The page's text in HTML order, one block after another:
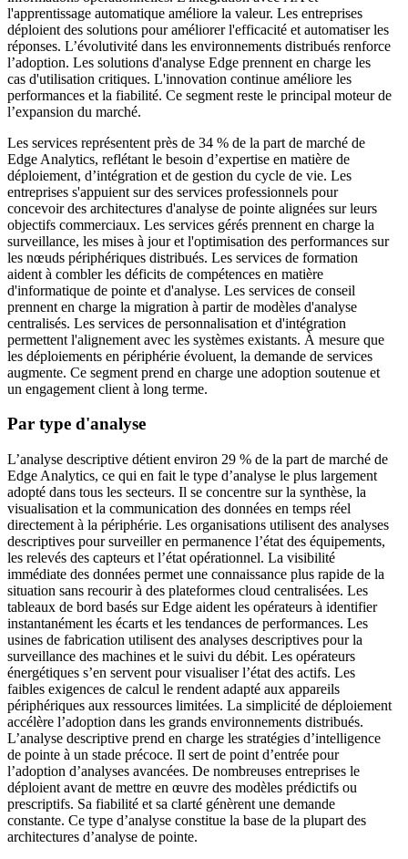
l'apprentissage automatique améliore la valeur. Les entreprises
déploient des solutions pour améliorer l'efficacité et automatiser les
réponses. L’évolutivité dans les environnements distribués renforce
l’adoption. Les solutions d'analyse Edge prennent en charge les
cas d'utilisation critiques. L'innovation continue améliore les
performances et la fiabilité. Ce segment reste le principal moteur de
l’expansion du marché.
Les services représentent près de 34 % de la part de marché de
Edge Analytics, reflétant le besoin d’expertise en matière de
déploiement, d’intégration et de gestion du cycle de vie. Les
entreprises s'appuient sur des services professionnels pour
concevoir des architectures d'analyse de pointe alignées sur leurs
objectifs commerciaux. Les services gérés prennent en charge la
surveillance, les mises à jour et l'optimisation des performances sur
les nœuds périphériques distribués. Les services de formation
aident à combler les déficits de compétences en matière
d'informatique de pointe et d'analyse. Les services de conseil
prennent en charge la migration à partir de modèles d'analyse
centralisés. Les services de personnalisation et d'intégration
permettent l'alignement avec les systèmes existants. À mesure que
les déploiements en périphérie évoluent, la demande de services
augmente. Ce segment prend en charge une adoption soutenue et
un engagement client à long terme.
Par type d'analyse
L’analyse descriptive détient environ 29 % de la part de marché de
Edge Analytics, ce qui en fait le type d’analyse le plus largement
adopté dans tous les secteurs. Il se concentre sur la synthèse, la
visualisation et la communication des données en temps réel
directement à la périphérie. Les organisations utilisent des analyses
descriptives pour surveiller en permanence l’état des équipements,
les relevés des capteurs et l’état opérationnel. La visibilité
immédiate des données permet une connaissance plus rapide de la
situation sans recourir à des plateformes cloud centralisées. Les
tableaux de bord basés sur Edge aident les opérateurs à identifier
instantanément les écarts et les tendances de performances. Les
usines de fabrication utilisent des analyses descriptives pour la
surveillance des machines et le suivi du débit. Les opérateurs
énergétiques s’en servent pour visualiser l’état des actifs. Les
faibles exigences de calcul le rendent adapté aux appareils
périphériques aux ressources limitées. La simplicité de déploiement
accélère l’adoption dans les grands environnements distribués.
L’analyse descriptive prend en charge les stratégies d’intelligence
de pointe à un stade précoce. Il sert de point d’entrée pour
l’adoption d’analyses avancées. De nombreuses entreprises le
déploient avant de mettre en œuvre des modèles prédictifs ou
prescriptifs. Sa fiabilité et sa clarté génèrent une demande
constante. Ce type d’analyse constitue la base de la plupart des
architectures d’analyse de pointe.